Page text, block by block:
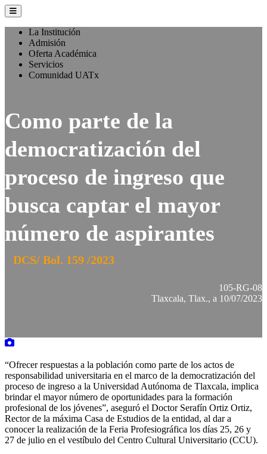
La Institución
Admisión
Oferta Académica
Servicios
Comunidad UATx
Como parte de la
democratización del
proceso de ingreso que
busca captar el mayor
número de aspirantes
DCS/ Bol. 159 /2023
105-RG-08
Tlaxcala, Tlax., a 10/07/2023
“Ofrecer respuestas a la población como parte de los actos de
responsabilidad universitaria en el marco de la democratización del
proceso de ingreso a la Universidad Autónoma de Tlaxcala, implica
brindar el mayor número de oportunidades para la formación
profesional de los jóvenes”, aseguró el Doctor Serafín Ortiz Ortiz,
Rector de la máxima Casa de Estudios de la entidad, al dar a
conocer la realización de la Feria Profesiográfica los días 25, 26 y
27 de julio en el vestíbulo del Centro Cultural Universitario (CCU).